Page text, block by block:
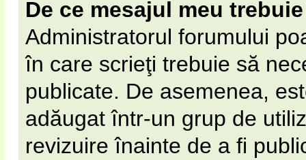
De ce mesajul meu
Administratorul forumului
în care scrieţi trebuie să
publicate. De asemenea,
adăugat într-un grup de
revizuire înainte de a fi